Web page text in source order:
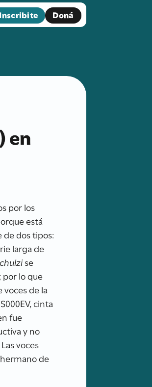
Inscribite Doná
) en
por los
está
dos tipos:
larga de
se
por lo que
de la
cinta
fue
y no
voces
de